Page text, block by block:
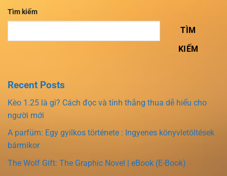
Tìm kiếm
TÌM
KIẾM
Recent Posts
Kèo 1.25 là gì? Cách đọc và tính thắng thua dễ hiểu cho
người mới
A parfüm: Egy gyilkos története : Ingyenes könyvletöltések
bármikor
The Wolf Gift: The Graphic Novel | eBook (E-Book)